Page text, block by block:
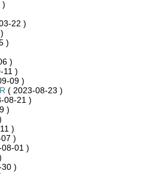
)
22 )
)
)
11 )
09 )
( 2023-08-23 )
08-21 )
)
)
)
01 )
)